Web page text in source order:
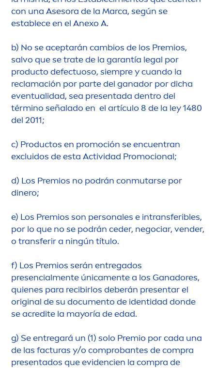
con una Asesora de la Marca, según se
establece en el Anexo A.
b) No se aceptarán cambios de los Premios,
salvo que se trate de la garantía legal por
producto defectuoso, siempre y cuando la
reclamación por parte del ganador por dicha
eventualidad, sea presentada dentro del
término señalado en el artículo 8 de la ley 1480
del 2011;
c) Productos en promoción se encuentran
excluidos de esta Actividad Promocional;
d) Los Premios no podrán conmutarse por
dinero;
e) Los Premios son personales e intransferibles,
por lo que no se podrán ceder, negociar, vender,
o transferir a ningún título.
f) Los Premios serán entregados
presencialmente únicamente a los Ganadores,
quienes para recibirlos deberán presentar el
original de su documento de identidad donde
se acredite la mayoría de edad.
g) Se entregará un (1) solo Premio por cada una
de las facturas y/o comprobantes de compra
presentados que evidencien la compra de